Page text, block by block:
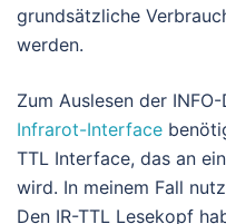
grundsätzliche
werden.
Zum Auslesen der
Infrarot-Interface
TTL Interface, das an
wird. In meinem Fall
Den IR-TTL Lesekopf